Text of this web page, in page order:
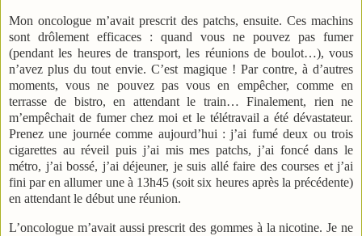
Mon oncologue m’avait prescrit des patchs, ensuite. Ces machins
sont drôlement efficaces : quand vous ne pouvez pas fumer
(pendant les heures de transport, les réunions de boulot…), vous
n’avez plus du tout envie. C’est magique ! Par contre, à d’autres
moments, vous ne pouvez pas vous en empêcher, comme en
terrasse de bistro, en attendant le train… Finalement, rien ne
m’empêchait de fumer chez moi et le télétravail a été dévastateur.
Prenez une journée comme aujourd’hui : j’ai fumé deux ou trois
cigarettes au réveil puis j’ai mis mes patchs, j’ai foncé dans le
métro, j’ai bossé, j’ai déjeuner, je suis allé faire des courses et j’ai
fini par en allumer une à 13h45 (soit six heures après la précédente)
en attendant le début une réunion.
L’oncologue m’avait aussi prescrit des gommes à la nicotine. Je ne